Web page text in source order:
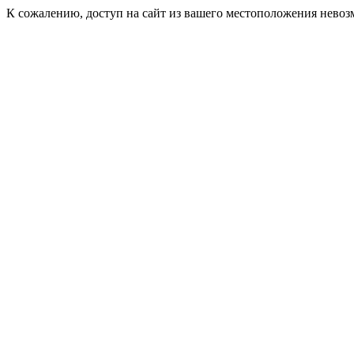
К сожалению, доступ на сайт из вашего местоположения